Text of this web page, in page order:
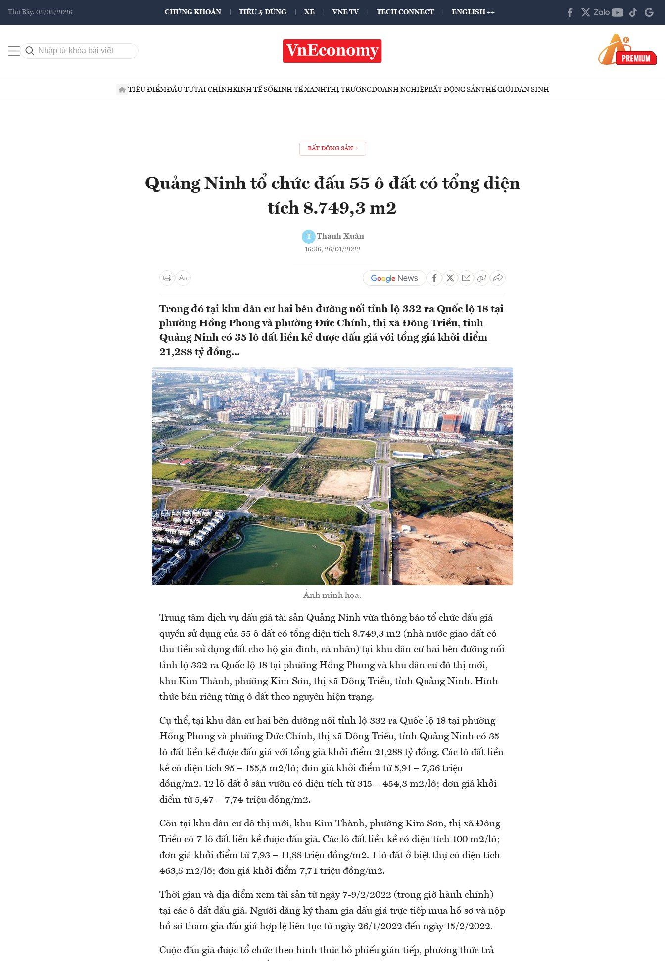
Thứ Bảy, 08/08/2026 CHỨNG KHOÁN TIÊU & DÙNG XE VNE TV TECH CONNECT ENGLISH ++
TIÊU ĐIỂMĐẦU TƯTÀI CHÍNHKINH TẾ SỐKINH TẾ XANHTHỊ TRƯỜNGDOANH NGHIỆPBẤT ĐỘNG SẢNTHẾ GIỚIDÂN SINH
BẤT ĐỘNG SẢN
Quảng Ninh tổ chức đấu 55 ô đất có tổng diện
tích 8.749,3 m2
T Thanh Xuân
16:36, 26/01/2022
Trong đó tại khu dân cư hai bên đường nối tỉnh lộ 332 ra Quốc lộ 18 tại
phường Hồng Phong và phường Đức Chính, thị xã Đông Triều, tỉnh
Quảng Ninh có 35 lô đất liền kề được đấu giá với tổng giá khởi điểm
21,288 tỷ đồng...
Ảnh minh họa.
Trung tâm dịch vụ đấu giá tài sản Quảng Ninh vừa thông báo tổ chức đấu giá
quyền sử dụng của 55 ô đất có tổng diện tích 8.749,3 m2 (nhà nước giao đất có
thu tiền sử dụng đất cho hộ gia đình, cá nhân) tại khu dân cư hai bên đường nối
tỉnh lộ 332 ra Quốc lộ 18 tại phường Hồng Phong và khu dân cư đô thị mới,
khu Kim Thành, phường Kim Sơn, thị xã Đông Triều, tỉnh Quảng Ninh. Hình
thức bán riêng từng ô đất theo nguyên hiện trạng.
Cụ thể, tại khu dân cư hai bên đường nối tỉnh lộ 332 ra Quốc lộ 18 tại phường
Hồng Phong và phường Đức Chính, thị xã Đông Triều, tỉnh Quảng Ninh có 35
lô đất liền kề được đấu giá với tổng giá khởi điểm 21,288 tỷ đồng. Các lô đất liền
kề có diện tích 95 – 155,5 m2/lô; đơn giá khởi điểm từ 5,91 – 7,36 triệu
đồng/m2. 12 lô đất ở sân vườn có diện tích từ 315 – 454,3 m2/lô; đơn giá khởi
điểm từ 5,47 – 7,74 triệu đồng/m2.
Còn tại khu dân cư đô thị mới, khu Kim Thành, phường Kim Sơn, thị xã Đông
Triều có 7 lô đất liền kề được đấu giá. Các lô đất liền kề có diện tích 100 m2/lô;
đơn giá khởi điểm từ 7,93 – 11,88 triệu đồng/m2. 1 lô đất ở biệt thự có diện tích
463,5 m2/lô; đơn giá khởi điểm 7,71 triệu đồng/m2.
Thời gian và địa điểm xem tài sản từ ngày 7-9/2/2022 (trong giờ hành chính)
tại các ô đất đấu giá. Người đăng ký tham gia đấu giá trực tiếp mua hồ sơ và nộp
hồ sơ tham gia đấu giá hợp lệ liên tục từ ngày 26/1/2022 đến ngày 15/2/2022.
Cuộc đấu giá được tổ chức theo hình thức bỏ phiếu gián tiếp, phương thức trả